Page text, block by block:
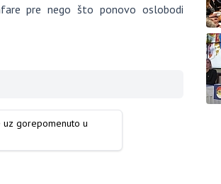
pre nego što ponovo oslobodi
uz gorepomenuto u